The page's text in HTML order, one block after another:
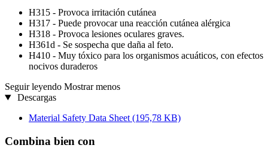
H315 - Provoca irritación cutánea
H317 - Puede provocar una reacción cutánea alérgica
H318 - Provoca lesiones oculares graves.
H361d - Se sospecha que daña al feto.
H410 - Muy tóxico para los organismos acuáticos, con efectos
nocivos duraderos
Seguir leyendo Mostrar menos
Descargas
Material Safety Data Sheet (195,78 KB)
Combina bien con